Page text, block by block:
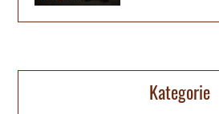
Kategorie